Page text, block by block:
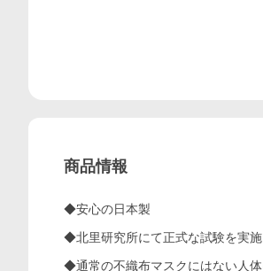
商品情報
◆安心の日本製
◆北里研究所にて正式な試験を実
◆通常の不織布マスクにはない人体